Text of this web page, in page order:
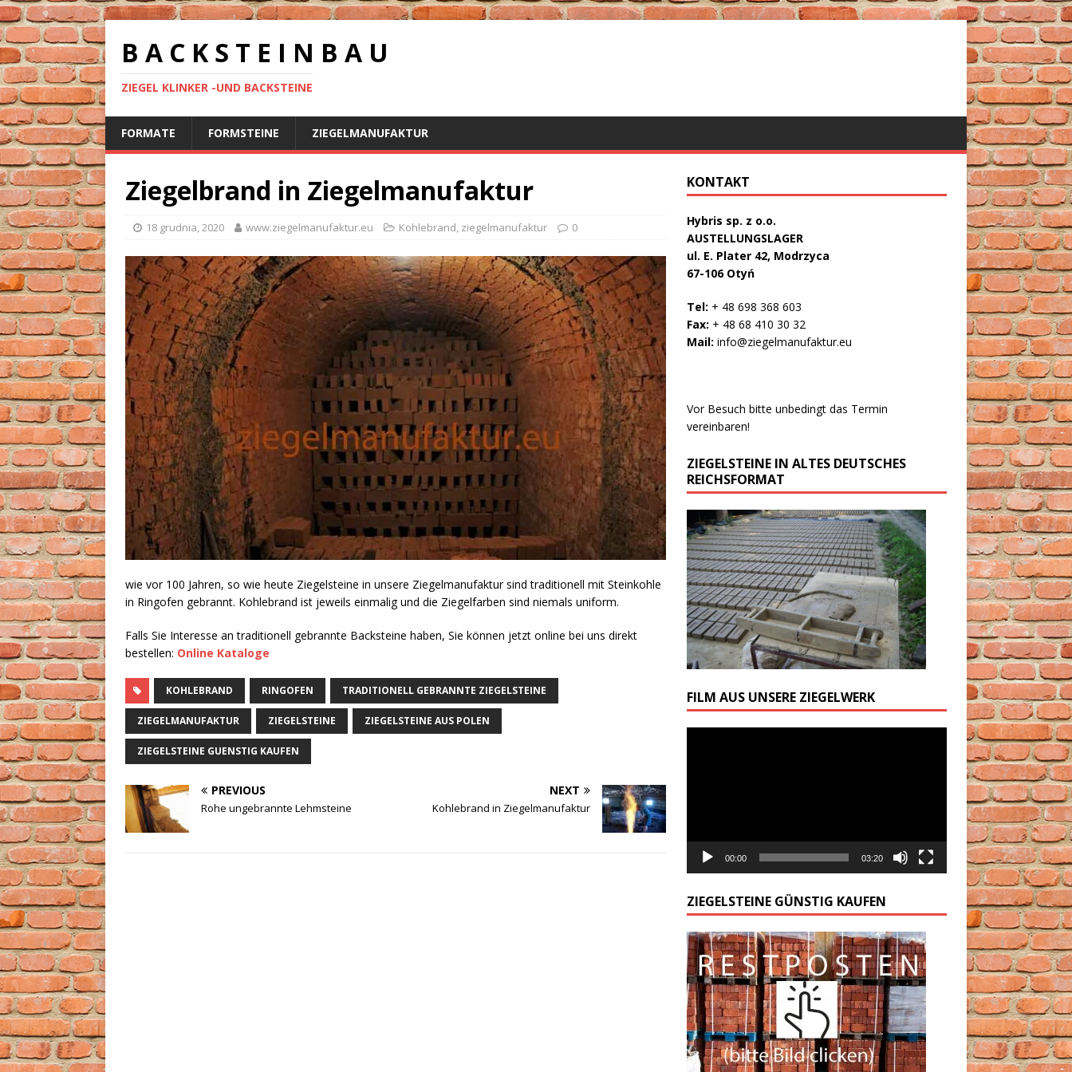
B A C K S T E I N B A U
ZIEGEL KLINKER -UND BACKSTEINE
FORMATE FORMSTEINE ZIEGELMANUFAKTUR
Ziegelbrand in Ziegelmanufaktur
18 grudnia, 2020 www.ziegelmanufaktur.eu Kohlebrand, ziegelmanufaktur 0
wie vor 100 Jahren, so wie heute Ziegelsteine in unsere Ziegelmanufaktur sind traditionell mit Steinkohle
in Ringofen gebrannt. Kohlebrand ist jeweils einmalig und die Ziegelfarben sind niemals uniform.
Falls Sie Interesse an traditionell gebrannte Backsteine haben, Sie können jetzt online bei uns direkt
bestellen: Online Kataloge
KOHLEBRAND RINGOFEN TRADITIONELL GEBRANNTE ZIEGELSTEINE
ZIEGELMANUFAKTUR ZIEGELSTEINE ZIEGELSTEINE AUS POLEN
ZIEGELSTEINE GUENSTIG KAUFEN
PREVIOUS
Rohe ungebrannte Lehmsteine
NEXT
Kohlebrand in Ziegelmanufaktur
KONTAKT
Hybris sp. z o.o.
AUSTELLUNGSLAGER
ul. E. Plater 42, Modrzyca
67-106 Otyń
Tel: + 48 698 368 603
Fax: + 48 68 410 30 32
Mail: info@ziegelmanufaktur.eu
Vor Besuch bitte unbedingt das Termin
vereinbaren!
ZIEGELSTEINE IN ALTES DEUTSCHES
REICHSFORMAT
FILM AUS UNSERE ZIEGELWERK
00:00 03:20
ZIEGELSTEINE GÜNSTIG KAUFEN